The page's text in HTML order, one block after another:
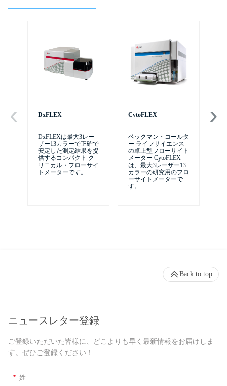
DxFLEX
DxFLEXは最大3レー
ザー13カラーで正確で
安定した測定結果を提
供するコンパクト ク
リニカル・フローサイ
トメーターです。
CytoFLEX
ベックマン・コールタ
ー ライフサイエンス
の卓上型フローサイト
メーター CytoFLEX
は、最大3レーザー13
カラーの研究用のフロ
ーサイトメーターで
す。
ニュースレター登録
ご登録いただいた皆様に、どこよりも早く最新情報をお届けしま
す。ぜひご登録ください！
* 姓
Back to top